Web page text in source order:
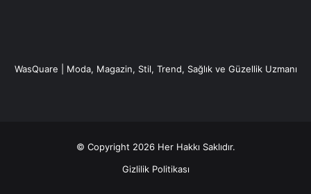
WasQuare | Moda, Magazin, Stil, Trend, Sağlık ve Güzellik Uzmanı
© Copyright 2026 Her Hakkı Saklıdır.
Gizlilik Politikası